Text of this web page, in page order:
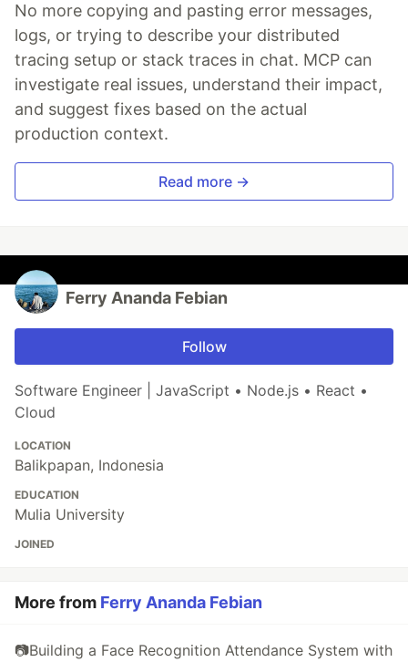
No more copying and pasting error messages,
logs, or trying to describe your distributed
tracing setup or stack traces in chat. MCP can
investigate real issues, understand their impact,
and suggest fixes based on the actual
production context.
Read more →
Ferry Ananda Febian
Follow
Software Engineer | JavaScript • Node.js • React •
Cloud
LOCATION
Balikpapan, Indonesia
EDUCATION
Mulia University
JOINED
More from Ferry Ananda Febian
📷Building a Face Recognition Attendance System with